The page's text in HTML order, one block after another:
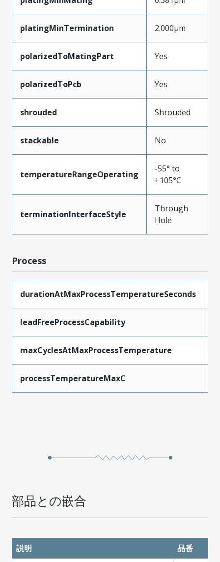
platingMinTermination 2.000µm
polarizedToMatingPart Yes
polarizedToPcb Yes
shrouded Shrouded
stackable No
temperatureRangeOperating
-55° to
+105°C
terminationInterfaceStyle
Through
Hole
Process
durationAtMaxProcessTemperatureSeconds
leadFreeProcessCapability
maxCyclesAtMaxProcessTemperature
processTemperatureMaxC
部品との嵌合
説明
品番